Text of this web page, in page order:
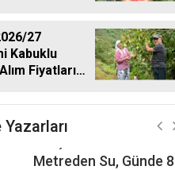
27
Kabuklu
Fiyatlarını
Yazarları
Harun Göksel
220 Kilometrelik
Kanalın Sonundaki Acı
Metreden Su, Günde 8